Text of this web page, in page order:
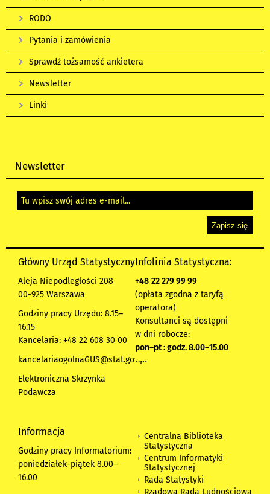
RODO
Pytania i zamówienia
Sprawdź tożsamość ankietera
Newsletter
Linki
Newsletter
Główny Urząd Statystyczny
Aleja Niepodległości 208
00-925 Warszawa
Godziny pracy Urzędu: 8.15–
16.15
Kancelaria: +48 22 608 30 00
kancelariaogolnaGUS@stat.gov.pl
Elektroniczna Skrzynka
Podawcza
Infolinia Statystyczna:
+48 22 279 99 99
(opłata zgodna z taryfą
operatora)
Konsultanci są dostępni
w dni robocze:
pon–pt : godz. 8.00–15.00
Informacja
Godziny pracy Informatorium:
poniedziałek-piątek 8.00–
16.00
Centralna Biblioteka
Statystyczna
Centrum Informatyki
Statystycznej
Rada Statystyki
Rządowa Rada Ludnościowa